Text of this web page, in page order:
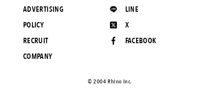
LINE
X
FACEBOOK
ADVERTISING
POLICY
RECRUIT
COMPANY
©️ 2004 Rhino Inc.